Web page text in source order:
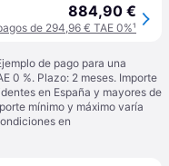
884,90 €
de 294,96 € TAE 0%¹
de pago para una
0 %. Plazo: 2 meses. Importe
en España y mayores de
mínimo y máximo varía
en